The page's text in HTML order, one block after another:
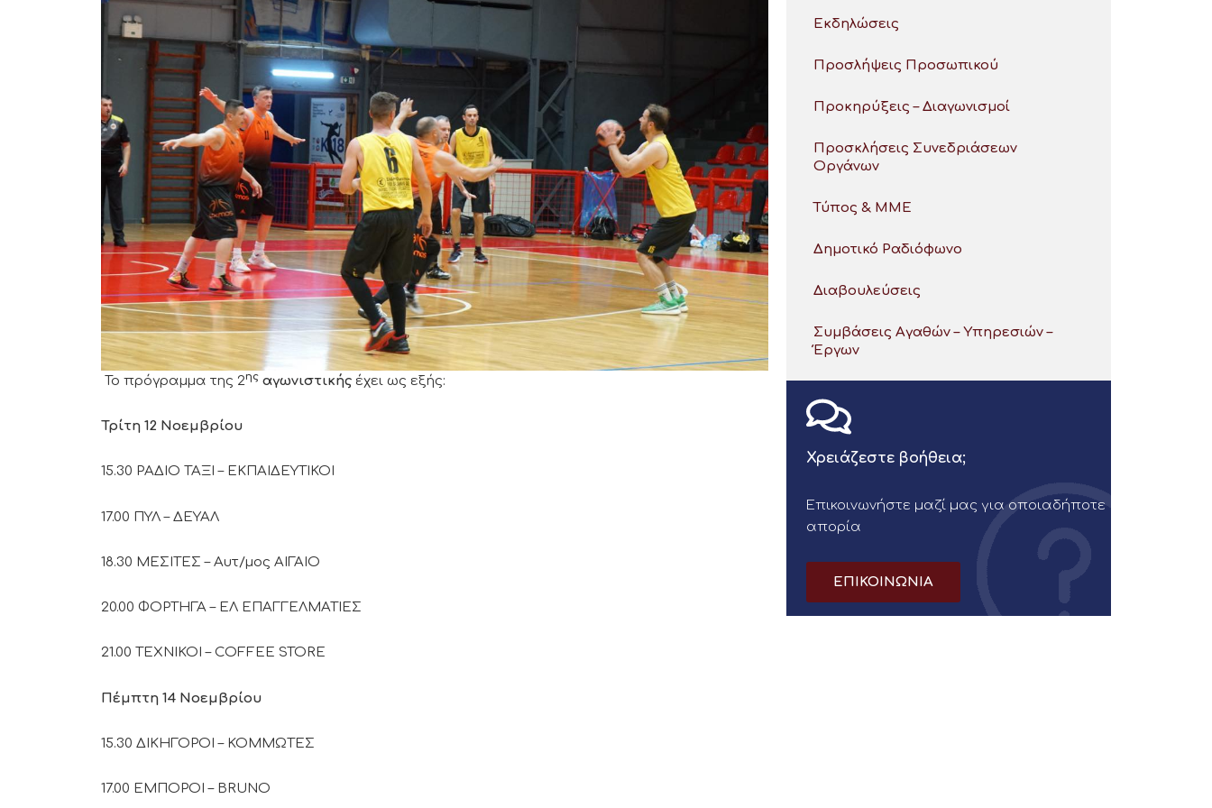
Το πρόγραμμα της 2ης αγωνιστικής έχει ως εξής:
Τρίτη 12 Νοεμβρίου
15.30 ΡΑΔΙΟ ΤΑΞΙ – ΕΚΠΑΙΔΕΥΤΙΚΟΙ
17.00 ΠΥΛ – ΔΕΥΑΛ
18.30 ΜΕΣΙΤΕΣ – Αυτ/μος ΑΙΓΑΙΟ
20.00 ΦΟΡΤΗΓΑ – ΕΛ ΕΠΑΓΓΕΛΜΑΤΙΕΣ
21.00 ΤΕΧΝΙΚΟΙ – COFFEE STORE
Πέμπτη 14 Νοεμβρίου
15.30 ΔΙΚΗΓΟΡΟΙ – ΚΟΜΜΩΤΕΣ
17.00 ΕΜΠΟΡΟΙ – BRUNO
Εκδηλώσεις
Προσλήψεις Προσωπικού
Προκηρύξεις – Διαγωνισμοί
Προσκλήσεις Συνεδριάσεων
Οργάνων
Τύπος & ΜΜΕ
Δημοτικό Ραδιόφωνο
Διαβουλεύσεις
Συμβάσεις Αγαθών – Υπηρεσιών –
Έργων
Χρειάζεστε βοήθεια;
Επικοινωνήστε μαζί μας για οποιαδήποτε
απορία
ΕΠΙΚΟΙΝΩΝΙΑ